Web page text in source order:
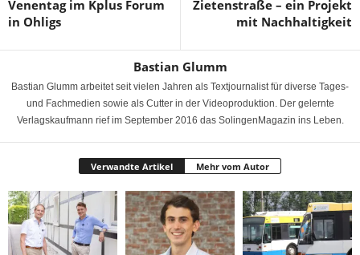
Venentag im Kplus Forum
in Ohligs
Zietenstraße – ein Projekt
mit Nachhaltigkeit
Bastian Glumm
Bastian Glumm arbeitet seit vielen Jahren als Textjournalist für diverse Tages-
und Fachmedien sowie als Cutter in der Videoproduktion. Der gelernte
Verlagskaufmann rief im September 2016 das SolingenMagazin ins Leben.
Verwandte Artikel Mehr vom Autor